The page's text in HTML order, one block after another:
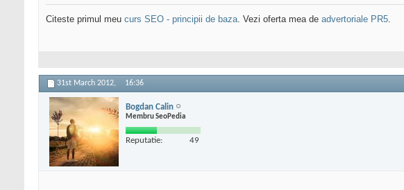
Citeste primul meu curs SEO - principii de baza. Vezi oferta mea de advertoriale PR5.
31st March 2012, 16:36
Bogdan Calin
Membru SeoPedia
Reputatie: 49